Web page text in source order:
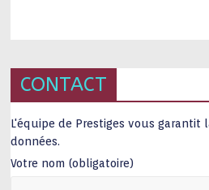
CONTACT
L'équipe de Prestiges vous garantit
données.
Votre nom (obligatoire)